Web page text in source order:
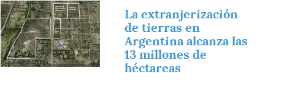
Imagen
La extranjerización
de tierras en
Argentina alcanza las
13 millones de
héctareas